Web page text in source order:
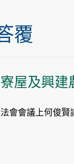
覆
屋及興建
會會議上何俊